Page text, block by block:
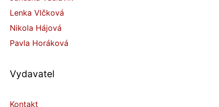
Lenka Vlčková
Nikola Hájová
Pavla Horáková
Vydavatel
Kontakt